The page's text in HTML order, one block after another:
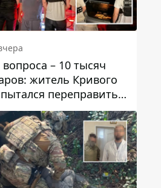
– 10 тысяч
житель Кривого
переправить
в Словакию